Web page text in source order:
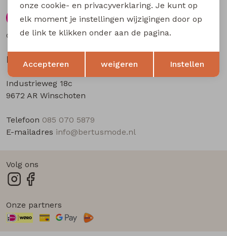
Buitenjack
Bermuda's
Piraat broeken
Lange broeken
Rokken
Bertus Mode
Industrieweg 18c
9672 AR Winschoten
Telefoon 085 070 5879
E-mailadres info@bertusmode.nl
9.5
Gebaseerd op 58beoordelingen
Volg ons
Onze partners
Terug Opslaan
onze cookie- en privacyverklaring. Je kunt op
elk moment je instellingen wijzigingen door op
de link te klikken onder aan de pagina.
Accepteren weigeren Instellen